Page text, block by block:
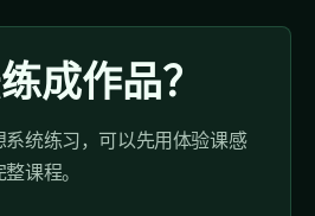
成作品？
统练习，可以先用体验课感
课程。